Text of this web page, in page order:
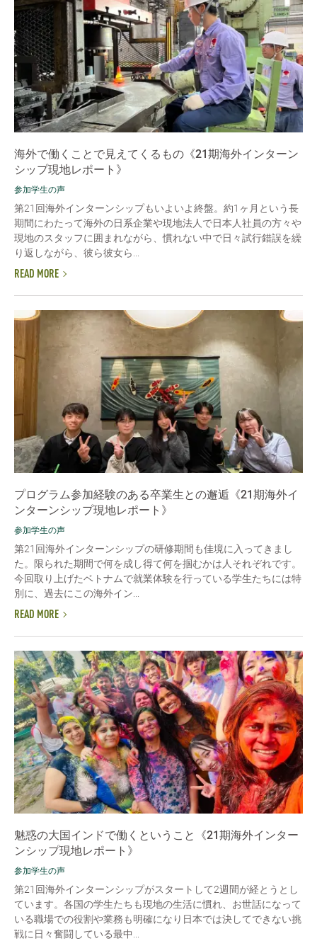
海外で働くことで見えてくるもの《21期海外インターン
シップ現地レポート》
参加学生の声
第21回海外インターンシップもいよいよ終盤。約1ヶ月という長
期間にわたって海外の日系企業や現地法人で日本人社員の方々や
現地のスタッフに囲まれながら、慣れない中で日々試行錯誤を繰
り返しながら、彼ら彼女ら...
READ MORE
プログラム参加経験のある卒業生との邂逅《21期海外イ
ンターンシップ現地レポート》
参加学生の声
第21回海外インターンシップの研修期間も佳境に入ってきまし
た。限られた期間で何を成し得て何を掴むかは人それぞれです。
今回取り上げたベトナムで就業体験を行っている学生たちには特
別に、過去にこの海外イン...
READ MORE
魅惑の大国インドで働くということ《21期海外インター
ンシップ現地レポート》
参加学生の声
第21回海外インターンシップがスタートして2週間が経とうとし
ています。各国の学生たちも現地の生活に慣れ、お世話になって
いる職場での役割や業務も明確になり日本では決してできない挑
戦に日々奮闘している最中...